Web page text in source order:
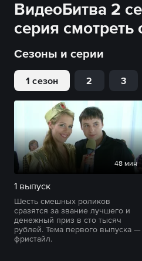
ВидеоБитва 2
серия смотреть
Сезоны и серии
1 сезон 2 3
48 мин
1 выпуск
Шесть смешных роликов
сразятся за звание лучшего и
денежный приз в сто тысяч
рублей. Тема первого выпуска —
фристайл.